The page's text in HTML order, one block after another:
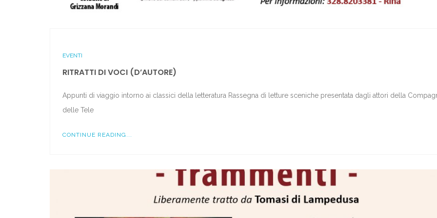
EVENTI
RITRATTI DI VOCI (D’AUTORE)
Appunti di viaggio intorno ai classici della letteratura Rassegna di letture sceniche presentata dagli attori della
delle Tele
CONTINUE READING...